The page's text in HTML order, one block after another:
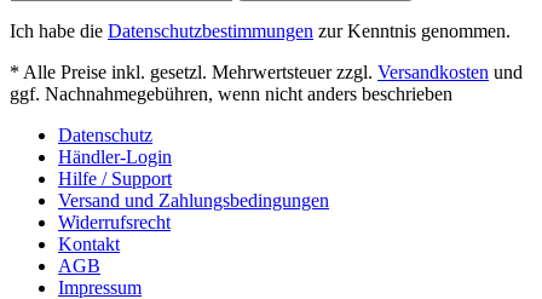
Ich habe die Datenschutzbestimmungen zur Kenntnis genommen.
* Alle Preise inkl. gesetzl. Mehrwertsteuer zzgl. Versandkosten und
ggf. Nachnahmegebühren, wenn nicht anders beschrieben
Datenschutz
Händler-Login
Hilfe / Support
Versand und Zahlungsbedingungen
Widerrufsrecht
Kontakt
AGB
Impressum